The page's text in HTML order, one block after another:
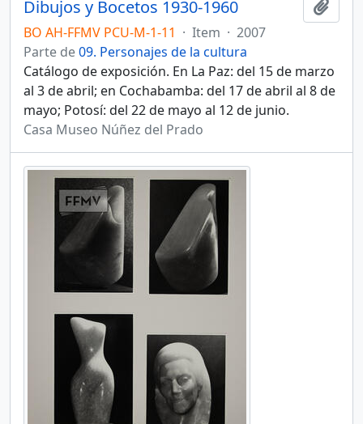
Dibujos y Bocetos 1930-1960
BO AH-FFMV PCU-M-1-11 · Item · 2007
Parte de09. Personajes de la cultura
Catálogo de exposición. En La Paz: del 15 de marzo
al 3 de abril; en Cochabamba: del 17 de abril al 8 de
mayo; Potosí: del 22 de mayo al 12 de junio.
Casa Museo Núñez del Prado